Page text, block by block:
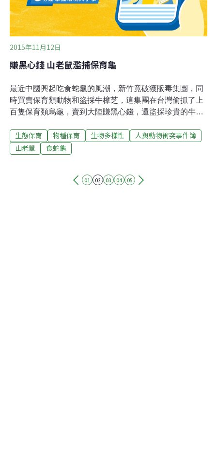
年捕獲8隻！ 每當走進
2015年11月12日
賺黑心錢 山老鼠濫捕保育龜
最近中國興起吃食蛇龜的風潮，新竹竟破獲販毒集團，同
時買賣保育類動物和盜採牛樟芝，這集團在台灣偷抓了上
百隻保育類烏龜，賣到大陸賺黑心錢，還盜採珍貴的牛樟
食蛇龜，秋冬進補時節，大陸興起吃烏龜的風潮，新竹破
獲，不法集團，居然非法捕捉食蛇龜，走私到對岸，大賺
出，市價超過上百萬！不法集團除了對保育類動物下手，
生態保育 物種保育 生物多樣性
人與動物衝突事件簿
山老鼠
食蛇龜
01 02 03 04 05